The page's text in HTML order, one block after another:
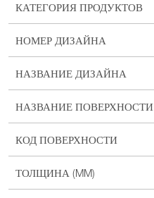
КАТЕГОРИЯ ПРОДУКТОВ
НОМЕР ДИЗАЙНА
НАЗВАНИЕ ДИЗАЙНА
НАЗВАНИЕ ПОВЕРХНОСТИ
КОД ПОВЕРХНОСТИ
ТОЛЩИНА (MM)